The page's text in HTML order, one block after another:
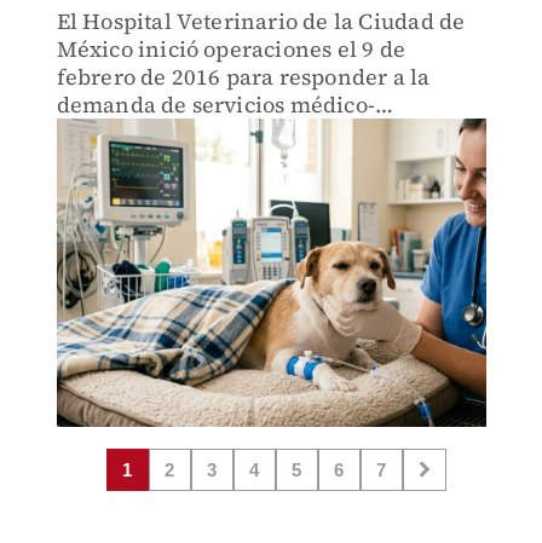
El Hospital Veterinario de la Ciudad de
México inició operaciones el 9 de
febrero de 2016 para responder a la
demanda de servicios médico-
veterinarios destinados a animales de
compañía.
1 2 3 4 5 6 7